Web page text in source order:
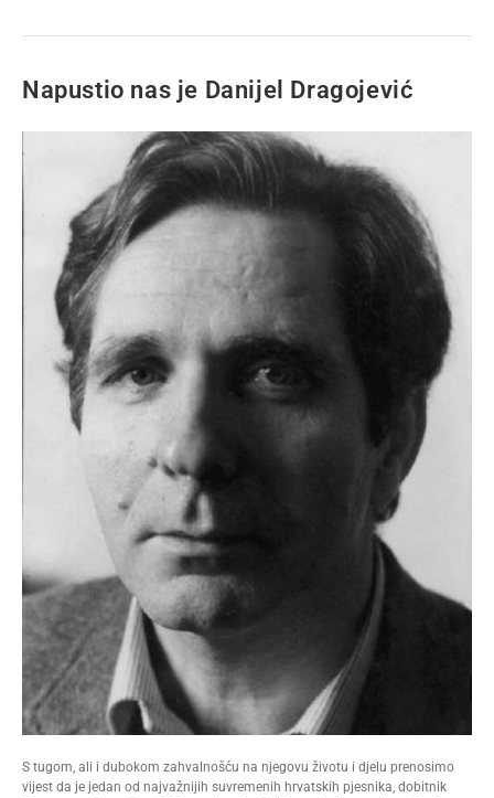
Napustio nas je Danijel Dragojević
S tugom, ali i dubokom zahvalnošću na njegovu životu i djelu prenosimo
vijest da je jedan od najvažnijih suvremenih hrvatskih pjesnika, dobitnik